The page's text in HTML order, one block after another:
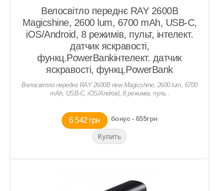
Велосвітло переднє RAY 2600B
Magicshine, 2600 lum, 6700 mAh, USB-C,
iOS/Android, 8 режимів, пульт, інтелект.
датчик яскравості,
функц.PowerBankінтелект. датчик
яскравості, функц.PowerBank
Велосвітло переднє RAY 2600B new Magicshine, 2600 lum, 6700
mAh, USB-C, iOS/Android, 8 режимів, пуль..
6 542 грн бонус - 655грн